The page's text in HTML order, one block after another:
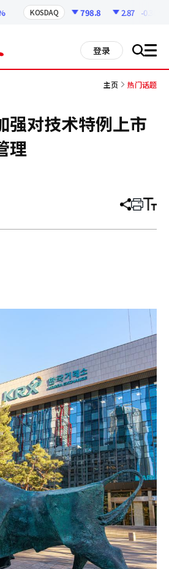
KOSDAQ 798.8 2.87 -0.36%
登录 搜 all
主页 热门话题
强对技术特例上市
理
分
章
打 调
小